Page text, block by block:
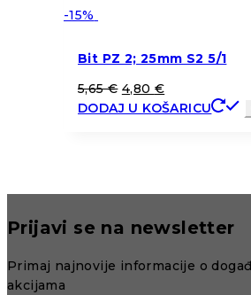
-15%
Bit PZ 2; 25mm S2 5/1
5,65€ 4,80 €
DODAJ U KOŠARICU
Prijavi se na newsletter
Primaj najnovije informacije o
akcijama